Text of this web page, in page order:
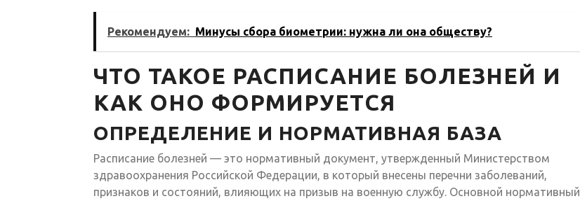
Рекомендуем: Минусы сбора биометрии: нужна ли она обществу?
ЧТО ТАКОЕ РАСПИСАНИЕ БОЛЕЗНЕЙ И
КАК ОНО ФОРМИРУЕТСЯ
ОПРЕДЕЛЕНИЕ И НОРМАТИВНАЯ БАЗА
Расписание болезней — это нормативный документ, утвержденный Министерством
здравоохранения Российской Федерации, в который внесены перечни заболеваний,
признаков и состояний, влияющих на призыв на военную службу. Основной нормативный